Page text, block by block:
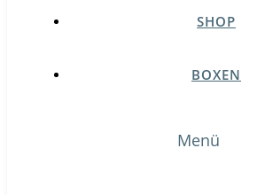
SHOP
BOXEN
Menü